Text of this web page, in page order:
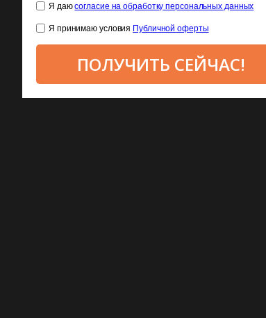
Я даюсогласие на обработку персональных данных
Я принимаю условия Публичной оферты
ПОЛУЧИТЬ СЕЙЧАС!